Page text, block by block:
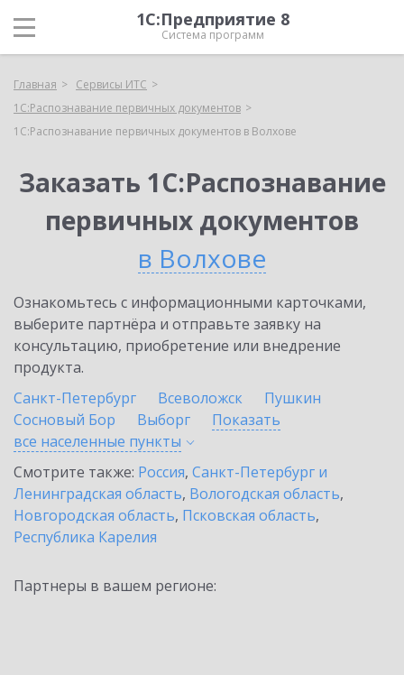
1С:Предприятие 8
Система программ
Главная
Сервисы ИТС
1С:Распознавание первичных документов
1С:Распознавание первичных документов в Волхове
Заказать 1С:Распознавание
первичных документов
в Волхове
Ознакомьтесь с информационными карточками,
выберите партнёра и отправьте заявку на
консультацию, приобретение или внедрение
продукта.
Санкт-Петербург
Всеволожск
Пушкин
Сосновый Бор
Выборг
Показать
все населенные пункты
Смотрите также: Россия, Санкт-Петербург и
Ленинградская область, Вологодская область,
Новгородская область, Псковская область,
Республика Карелия
Партнеры в вашем регионе: